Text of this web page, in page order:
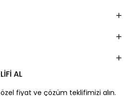
AL
fiyat ve çözüm teklifimizi alın.